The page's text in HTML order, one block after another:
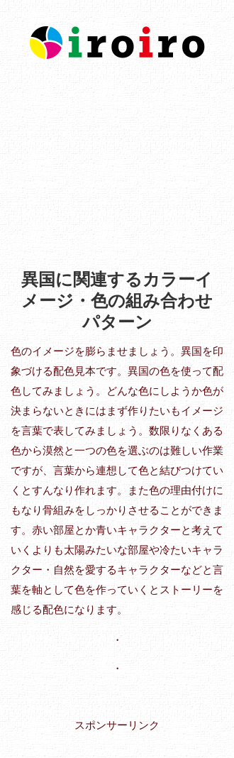
異国に関連するカラーイ
メージ・色の組み合わせ
パターン
色のイメージを膨らませましょう。異国を印
象づける配色見本です。異国の色を使って配
色してみましょう。どんな色にしようか色が
決まらないときにはまず作りたいもイメージ
を言葉で表してみましょう。数限りなくある
色から漠然と一つの色を選ぶのは難しい作業
ですが、言葉から連想して色と結びつけてい
くとすんなり作れます。また色の理由付けに
もなり骨組みをしっかりさせることができま
す。赤い部屋とか青いキャラクターと考えて
いくよりも太陽みたいな部屋や冷たいキャラ
クター・自然を愛するキャラクターなどと言
葉を軸として色を作っていくとストーリーを
感じる配色になります。
・
・
スポンサーリンク